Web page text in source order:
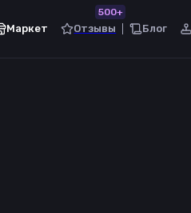
Маркет Отзывы
500+
Блог